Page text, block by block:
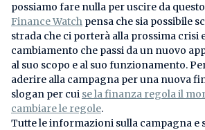
possiamo fare nulla per uscire da
Finance Watch pensa che sia possibile
strada che ci porterà alla prossima crisi
cambiamento che passi da un nuovo
al suo scopo e al suo funzionamento.
aderire alla campagna per una nuova
slogan per cui se la finanza regola il
cambiare le regole.
Tutte le informazioni sulla campagna e